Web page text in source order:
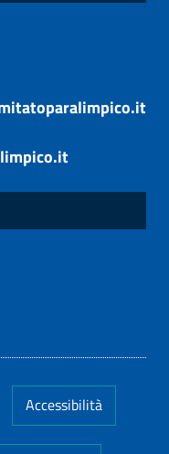
Accessibilità